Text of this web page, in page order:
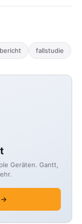
Geräten. Gantt,
→
fallstudie